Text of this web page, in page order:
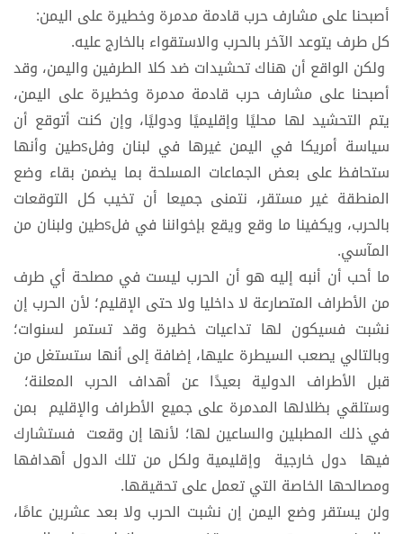
أصبحنا على مشارف حرب قادمة مدمرة وخطيرة على اليمن:
كل طرف يتوعد الآخر بالحرب والاستقواء بالخارج عليه.
ولكن الواقع أن هناك تحشيدات ضد كلا الطرفين واليمن، وقد
أصبحنا على مشارف حرب قادمة مدمرة وخطيرة على اليمن،
يتم التحشيد لها محليًا وإقليميًا ودوليًا، وإن كنت أتوقع أن
سياسة أمريكا في اليمن غيرها في لبنان وفلsطين وأنها
ستحافظ على بعض الجماعات المسلحة بما يضمن بقاء وضع
المنطقة غير مستقر، نتمنى جميعا أن تخيب كل التوقعات
بالحرب، ويكفينا ما وقع ويقع بإخواننا في فلsطين ولبنان من
المآسي.
ما أحب أن أنبه إليه هو أن الحرب ليست في مصلحة أي طرف
من الأطراف المتصارعة لا داخليا ولا حتى الإقليم؛ لأن الحرب إن
نشبت فسيكون لها تداعيات خطيرة وقد تستمر لسنوات؛
وبالتالي يصعب السيطرة عليها، إضافة إلى أنها ستستغل من
قبل الأطراف الدولية بعيدًا عن أهداف الحرب المعلنة؛
وستلقي بظلالها المدمرة على جميع الأطراف والإقليم بمن
في ذلك المطبلين والساعين لها؛ لأنها إن وقعت فستشارك
فيها دول خارجية وإقليمية ولكل من تلك الدول أهدافها
ومصالحها الخاصة التي تعمل على تحقيقها.
ولن يستقر وضع اليمن إن نشبت الحرب ولا بعد عشرين عامًا،